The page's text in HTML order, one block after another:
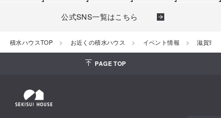
公式SNS一覧はこちら
積水ハウスTOP お近くの積水ハウス イベント情報 滋賀県
PAGE TOP